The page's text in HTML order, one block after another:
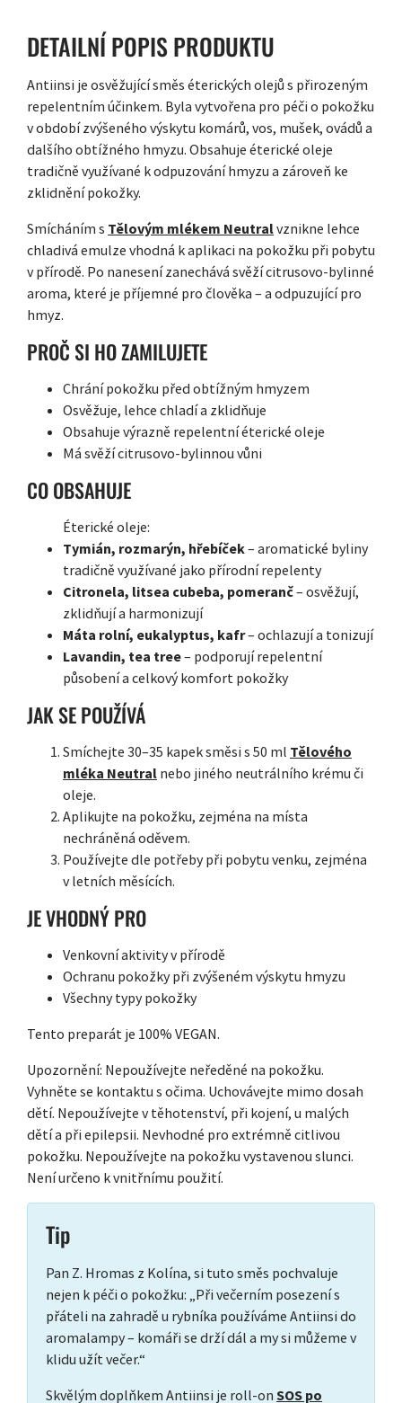
DETAILNÍ POPIS PRODUKTU
Antiinsi je osvěžující směs éterických olejů s přirozeným
repelentním účinkem. Byla vytvořena pro péči o pokožku
v období zvýšeného výskytu komárů, vos, mušek, ovádů a
dalšího obtížného hmyzu. Obsahuje éterické oleje
tradičně využívané k odpuzování hmyzu a zároveň ke
zklidnění pokožky.
Smícháním s Tělovým mlékem Neutralvznikne lehce
chladivá emulze vhodná k aplikaci na pokožku při pobytu
v přírodě. Po nanesení zanechává svěží citrusovo-bylinné
aroma, které je příjemné pro člověka – a odpuzující pro
hmyz.
PROČ SI HO ZAMILUJETE
Chrání pokožku před obtížným hmyzem
Osvěžuje, lehce chladí a zklidňuje
Obsahuje výrazně repelentní éterické oleje
Má svěží citrusovo-bylinnou vůni
CO OBSAHUJE
Éterické oleje:
Tymián, rozmarýn, hřebíček– aromatické byliny
tradičně využívané jako přírodní repelenty
Citronela, litsea cubeba, pomeranč– osvěžují,
zklidňují a harmonizují
Máta rolní, eukalyptus, kafr– ochlazují a tonizují
Lavandin, tea tree– podporují repelentní
působení a celkový komfort pokožky
JAK SE POUŽÍVÁ
Smíchejte 30–35 kapek směsi s 50 ml Tělového
mléka Neutral nebo jiného neutrálního krému či
oleje.
Aplikujte na pokožku, zejména na místa
nechráněná oděvem.
Používejte dle potřeby při pobytu venku, zejména
v letních měsících.
JE VHODNÝ PRO
Venkovní aktivity v přírodě
Ochranu pokožky při zvýšeném výskytu hmyzu
Všechny typy pokožky
Tento preparát je 100% VEGAN.
Upozornění: Nepoužívejte neředěné na pokožku.
Vyhněte se kontaktu s očima. Uchovávejte mimo dosah
dětí. Nepoužívejte v těhotenství, při kojení, u malých
dětí a při epilepsii. Nevhodné pro extrémně citlivou
pokožku. Nepoužívejte na pokožku vystavenou slunci.
Není určeno k vnitřnímu použití.
Tip
Pan Z. Hromas z Kolína, si tuto směs pochvaluje
nejen k péči o pokožku: „Při večerním posezení s
přáteli na zahradě u rybníka používáme Antiinsi do
aromalampy – komáři se drží dál a my si můžeme v
klidu užít večer.“
Skvělým doplňkem Antiinsi je roll-on SOS po